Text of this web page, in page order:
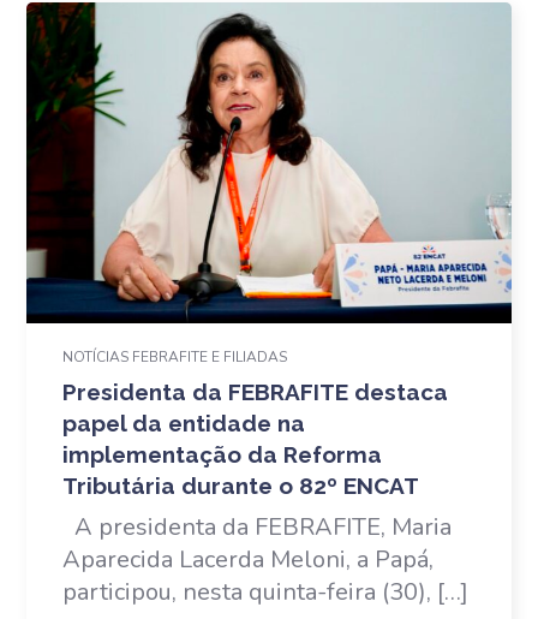
NOTÍCIAS FEBRAFITE E FILIADAS
Presidenta da FEBRAFITE destaca
papel da entidade na
implementação da Reforma
Tributária durante o 82º ENCAT
A presidenta da FEBRAFITE, Maria
Aparecida Lacerda Meloni, a Papá,
participou, nesta quinta-feira (30), […]